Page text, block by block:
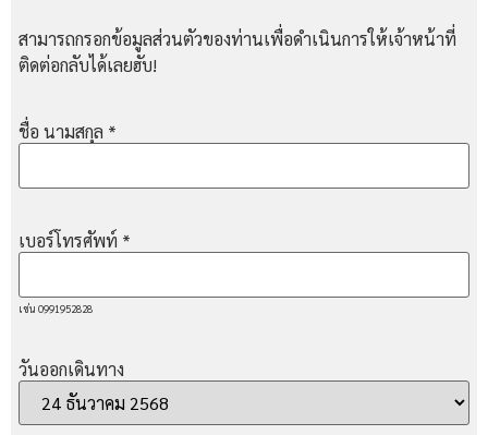
สามารถกรอกข้อมูลส่วนตัวของท่านเพื่อดำเนินการให้เจ้าหน้าที่
ติดต่อกลับได้เลยฮับ!
ชื่อ นามสกุล *
เบอร์โทรศัพท์ *
เช่น 0991952828
วันออกเดินทาง